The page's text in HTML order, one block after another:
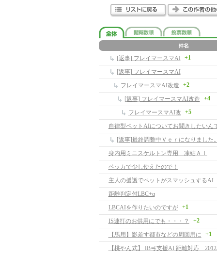
[返事] フレイマースマAI +1
[返事] フレイマースマAI
フレイマースマAI改造
+2
[返事] フレイマースマAI改造 +4
フレイマースマAI改 +5
[返事]最終調整中Ｖｅｒになりました
身内用ミニスケルトン専用 凍結ＡＩ
ペッカで少し使えたので！
主人の援護でペットがスマッシュするAI
距離判定付LBC+α
LBCAIを作りたいのですが
+1
IS連打のお供用にでも・・・？ +2
【馬用】影差す都市などの周回用に +1